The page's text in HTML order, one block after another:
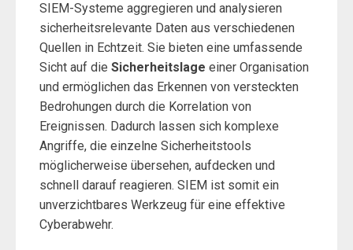
SIEM-Systeme aggregieren und analysieren
sicherheitsrelevante Daten aus verschiedenen
Quellen in Echtzeit. Sie bieten eine umfassende
Sicht auf die Sicherheitslage einer Organisation
und ermöglichen das Erkennen von versteckten
Bedrohungen durch die Korrelation von
Ereignissen. Dadurch lassen sich komplexe
Angriffe, die einzelne Sicherheitstools
möglicherweise übersehen, aufdecken und
schnell darauf reagieren. SIEM ist somit ein
unverzichtbares Werkzeug für eine effektive
Cyberabwehr.